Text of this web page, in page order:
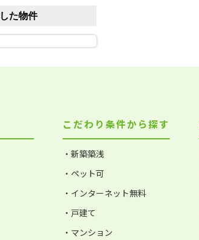
た物件
こだわり条件から探す
・新築築浅
・ペット可
・インターネット無料
・戸建て
・マンション